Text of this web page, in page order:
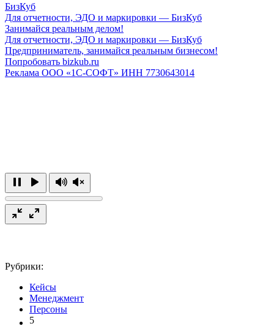
БизКуб
Для отчетности, ЭДО и маркировки — БизКуб
Занимайся реальным делом!
Для отчетности, ЭДО и маркировки — БизКуб
Предприниматель, занимайся реальным бизнесом!
Попробовать bizkub.ru
Реклама ООО «1С-СОФТ» ИНН 7730643014
Рубрики:
Кейсы
Менеджмент
Персоны
5